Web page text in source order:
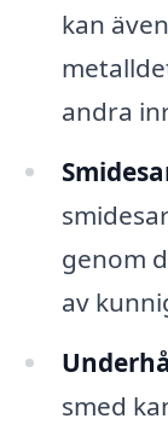
kan
andra
genom
av
smed